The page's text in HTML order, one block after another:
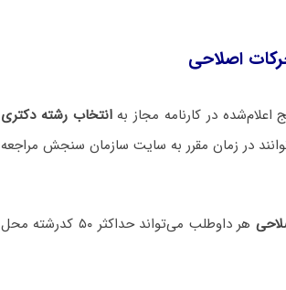
اصلاحی
انتخاب رشته دکتری
در زمان مقرر به سایت سازمان سنجش مراجعه
هر داوطلب می‌تواند حداکثر ۵۰ کدرشته محل